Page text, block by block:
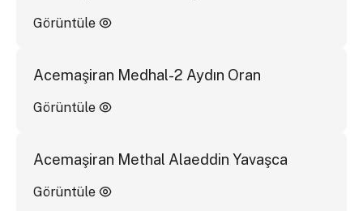
Görüntüle
Acemaşiran Medhal-2 Aydın Oran
Görüntüle
Acemaşiran Methal Alaeddin Yavaşca
Görüntüle